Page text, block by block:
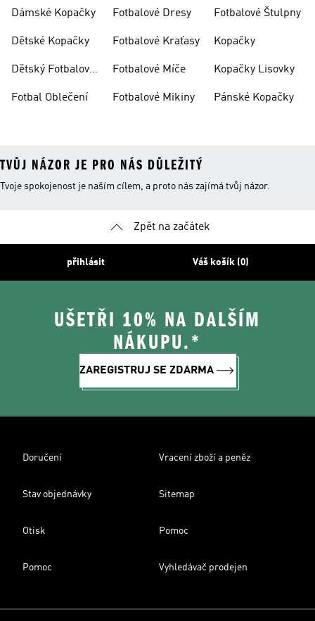
Dámské Kopačky
Dětské Kopačky
Dětský Fotbalový
Fotbal Oblečení
Fotbalové Dresy
Fotbalové Kraťasy
Fotbalové Míče
Fotbalové Mikiny
Fotbalové Štulpny
Kopačky
Kopačky Lisovky
Pánské Kopačky
TVŮJ NÁZOR JE PRO NÁS DŮLEŽITÝ
Tvoje spokojenost je naším cílem, a proto nás zajímá tvůj názor.
Zpět na začátek
přihlásit Váš košík (0)
UŠETŘI 10% NA DALŠÍM
NÁKUPU.*
ZAREGISTRUJ SE ZDARMA
Doručení Vracení zboží a peněz
Stav objednávky Sitemap
Otisk Pomoc
Pomoc Vyhledávač prodejen